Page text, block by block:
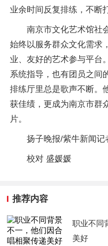
业余时间反复排练，不断
南京市文化艺术馆社
始终以服务群众文化需求
业、友好的艺术参与平台
系统指导，也有团员之间
排练厅里总是歌声不断。
获佳绩，更成为南京市群
片。
扬子晚报/紫牛新闻记
校对 盛媛媛
推荐内容
职业不同
美好